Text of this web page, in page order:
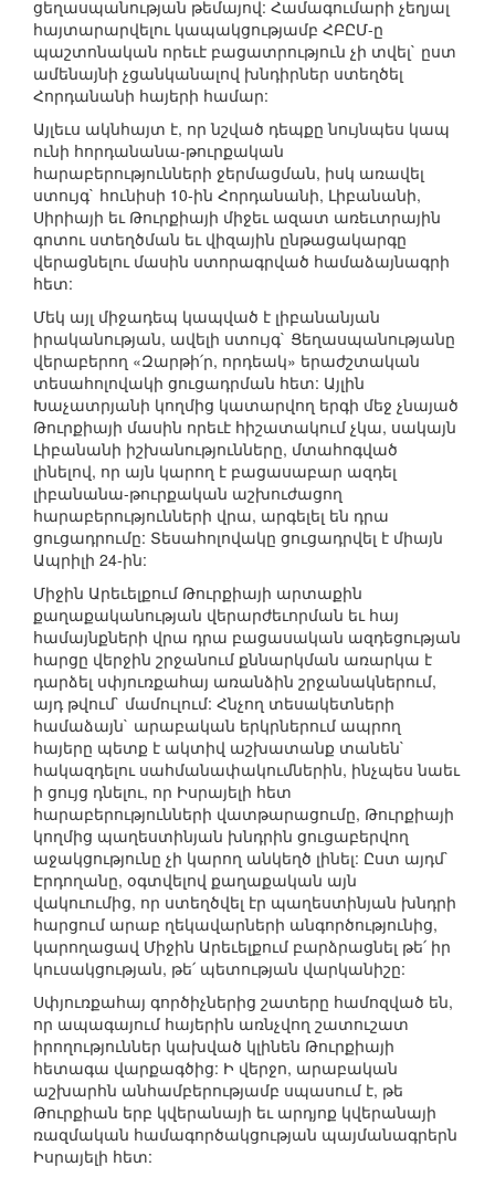
ցեղասպանության թեմայով: Համագումարի չեղյալ
հայտարարվելու կապակցությամբ ՀԲԸՄ-ը
պաշտոնական որեւէ բացատրություն չի տվել` ըստ
ամենայնի չցանկանալով խնդիրներ ստեղծել
Հորդանանի հայերի համար:
Այլեւս ակնհայտ է, որ նշված դեպքը նույնպես կապ
ունի հորդանանա-թուրքական
հարաբերությունների ջերմացման, իսկ առավել
ստույգ` հունիսի 10-ին Հորդանանի, Լիբանանի,
Սիրիայի եւ Թուրքիայի միջեւ ազատ առեւտրային
գոտու ստեղծման եւ վիզային ընթացակարգը
վերացնելու մասին ստորագրված համաձայնագրի
հետ:
Մեկ այլ միջադեպ կապված է լիբանանյան
իրականության, ավելի ստույգ` Ցեղասպանությանը
վերաբերող «Զարթի՛ր, որդեակ» երաժշտական
տեսահոլովակի ցուցադրման հետ: Այլին
Խաչատրյանի կողմից կատարվող երգի մեջ չնայած
Թուրքիայի մասին որեւէ հիշատակում չկա, սակայն
Լիբանանի իշխանությունները, մտահոգված
լինելով, որ այն կարող է բացասաբար ազդել
լիբանանա-թուրքական աշխուժացող
հարաբերությունների վրա, արգելել են դրա
ցուցադրումը: Տեսահոլովակը ցուցադրվել է միայն
Ապրիլի 24-ին:
Միջին Արեւելքում Թուրքիայի արտաքին
քաղաքականության վերարժեւորման եւ հայ
համայնքների վրա դրա բացասական ազդեցության
հարցը վերջին շրջանում քննարկման առարկա է
դարձել սփյուռքահայ առանձին շրջանակներում,
այդ թվում` մամուլում: Հնչող տեսակետների
համաձայն` արաբական երկրներում ապրող
հայերը պետք է ակտիվ աշխատանք տանեն`
հակազդելու սահմանափակումներին, ինչպես նաեւ
ի ցույց դնելու, որ Իսրայելի հետ
հարաբերությունների վատթարացումը, Թուրքիայի
կողմից պաղեստինյան խնդրին ցուցաբերվող
աջակցությունը չի կարող անկեղծ լինել: Ըստ այդմ`
Էրդողանը, օգտվելով քաղաքական այն
վակուումից, որ ստեղծվել էր պաղեստինյան խնդրի
հարցում արաբ ղեկավարների անգործությունից,
կարողացավ Միջին Արեւելքում բարձրացնել թե՛ իր
կուսակցության, թե՛ պետության վարկանիշը:
Սփյուռքահայ գործիչներից շատերը համոզված են,
որ ապագայում հայերին առնչվող շատուշատ
իրողություններ կախված կլինեն Թուրքիայի
հետագա վարքագծից: Ի վերջո, արաբական
աշխարհն անհամբերությամբ սպասում է, թե
Թուրքիան երբ կվերանայի եւ արդյոք կվերանայի
ռազմական համագործակցության պայմանագրերն
Իսրայելի հետ: